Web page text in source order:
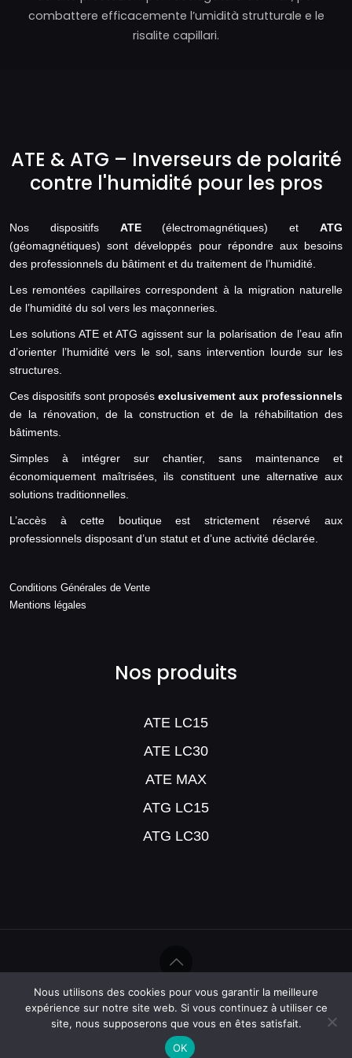
combattere efficacemente l’umidità strutturale e le
risalite capillari.
ATE & ATG – Inverseurs de polarité
contre l'humidité pour les pros
Nos dispositifs ATE(électromagnétiques) etATG
(géomagnétiques) sont développés pour répondre aux besoins
des professionnels du bâtiment et du traitement de l’humidité.
Les remontées capillaires correspondent à la migration naturelle
de l’humidité du sol vers les maçonneries.
Les solutions ATE et ATG agissent sur la polarisation de l’eau afin
d’orienter l’humidité vers le sol, sans intervention lourde sur les
structures.
Ces dispositifs sont proposés exclusivement aux professionnels
de la rénovation, de la construction et de la réhabilitation des
bâtiments.
Simples à intégrer sur chantier, sans maintenance et
économiquement maîtrisées, ils constituent une alternative aux
solutions traditionnelles.
L’accès à cette boutique est strictement réservé aux
professionnels disposant d’un statut et d’une activité déclarée.
Conditions Générales de Vente
Mentions légales
Nos produits
ATE LC15
ATE LC30
ATE MAX
ATG LC15
ATG LC30
©Help Humidité - 2020
Nous utilisons des cookies pour vous garantir la meilleure
expérience sur notre site web. Si vous continuez à utiliser ce
site, nous supposerons que vous en êtes satisfait.
OK